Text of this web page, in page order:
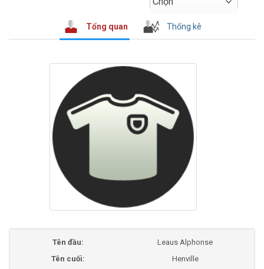
Tổng quan Thống kê
Tên đầu:
Leaus Alphonse
Tên cuối:
Henville